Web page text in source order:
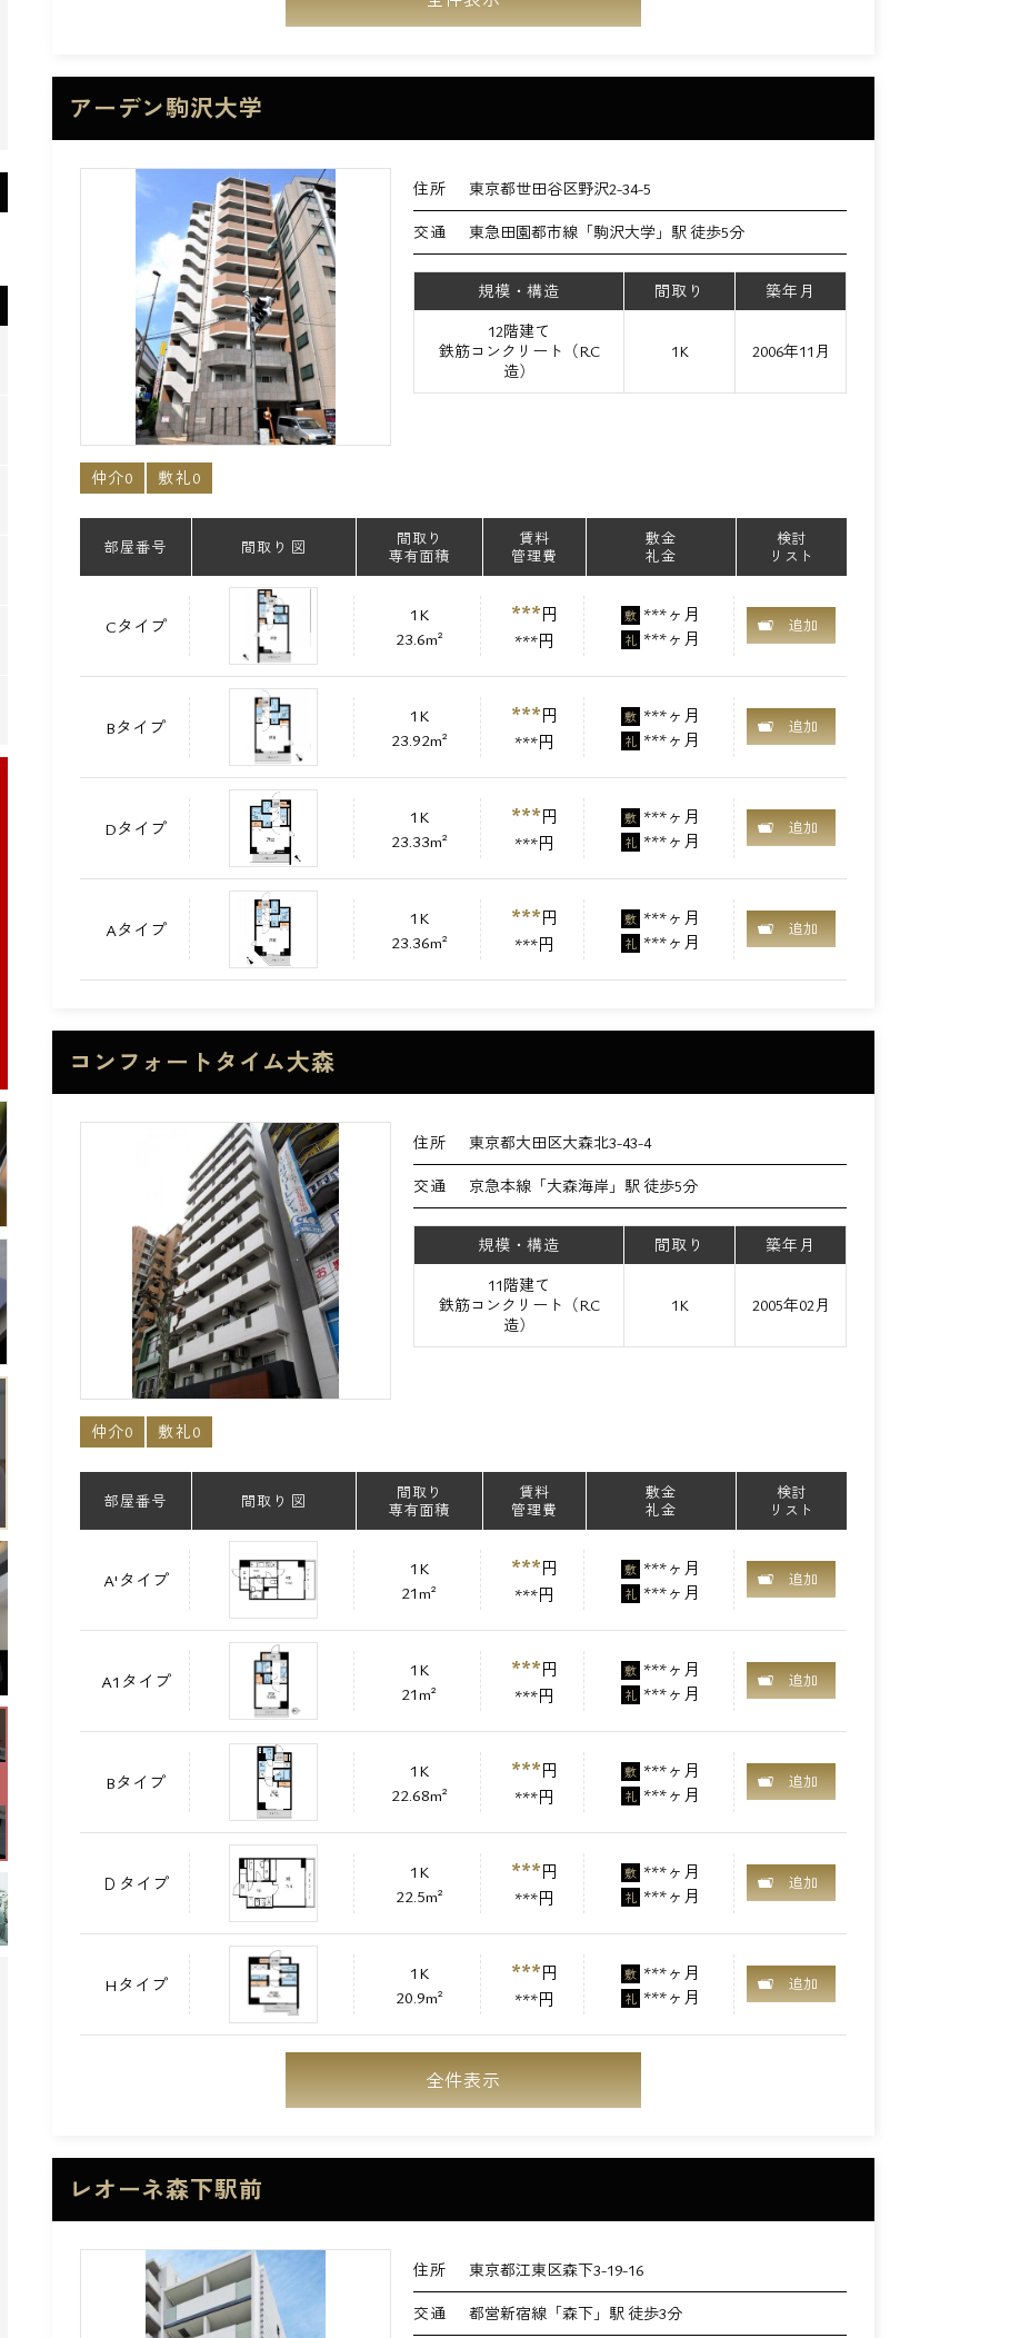
アーデン駒沢大学
住所 東京都世田谷区野沢2-34-5
交通 東急田園都市線「駒沢大学」駅 徒歩5分
規模・構造 間取り
築年月
12階建て
鉄筋コンクリート（RC
造）
1K 2006年11月
仲介0 敷礼0
部屋番号 間取り 図
間取り
専有面積
賃料
管理費
敷金
礼金
検討
リスト
Cタイプ
1K
23.6m²
***円
***円
敷 ***ヶ月
礼 ***ヶ月
追加
Bタイプ
1K
23.92m²
***円
***円
敷 ***ヶ月
礼 ***ヶ月
追加
Dタイプ
1K
23.33m²
***円
***円
敷 ***ヶ月
礼 ***ヶ月
追加
Aタイプ
1K
23.36m²
***円
***円
敷 ***ヶ月
礼 ***ヶ月
追加
コンフォートタイム大森
住所 東京都大田区大森北3-43-4
交通 京急本線「大森海岸」駅 徒歩5分
規模・構造 間取り
築年月
11階建て
鉄筋コンクリート（RC
造）
1K 2005年02月
仲介0 敷礼0
部屋番号 間取り 図
間取り
専有面積
賃料
管理費
敷金
礼金
検討
リスト
A'タイプ
1K
21m²
***円
***円
敷 ***ヶ月
礼 ***ヶ月
追加
A1タイプ
1K
21m²
***円
***円
敷 ***ヶ月
礼 ***ヶ月
追加
Bタイプ
1K
22.68m²
***円
***円
敷 ***ヶ月
礼 ***ヶ月
追加
Ｄタイプ
1K
22.5m²
***円
***円
敷 ***ヶ月
礼 ***ヶ月
追加
Hタイプ
1K
20.9m²
***円
***円
敷 ***ヶ月
礼 ***ヶ月
追加
全件表示
レオーネ森下駅前
住所 東京都江東区森下3-19-16
交通 都営新宿線「森下」駅 徒歩3分